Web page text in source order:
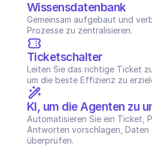
Wissensdatenbank
Gemeinsam aufgebaut und
Prozesse zu zentralisieren.
Ticketschalter
Leiten Sie das richtige Ticket
um die beste Effizienz zu
KI, um die Agenten zu
Automatisieren Sie ein Ticket,
Antworten vorschlagen, Daten
überprüfen.